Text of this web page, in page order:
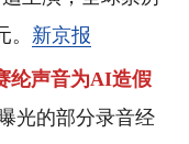
新京报
纶声音为AI造假
光的部分录音经